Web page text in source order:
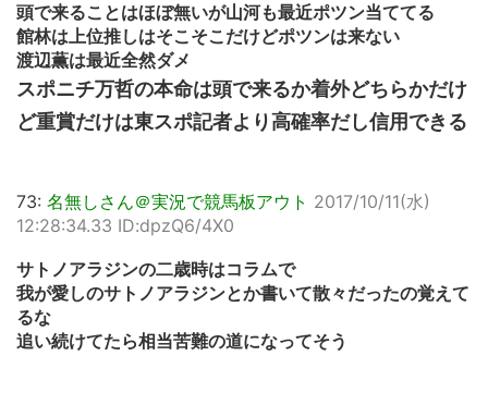
頭で来ることはほぼ無いが山河も最近ポツン当ててる
館林は上位推しはそこそこだけどポツンは来ない
渡辺薫は最近全然ダメ
スポニチ万哲の本命は頭で来るか着外どちらかだけ
ど重賞だけは東スポ記者より高確率だし信用できる
73: 名無しさん＠実況で競馬板アウト 2017/10/11(水)
12:28:34.33 ID:dpzQ6/4X0
サトノアラジンの二歳時はコラムで
我が愛しのサトノアラジンとか書いて散々だったの覚えて
るな
追い続けてたら相当苦難の道になってそう